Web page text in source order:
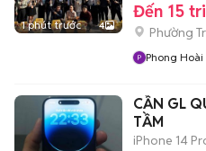
1 phút trước 4
Đến 15
Phường
Phong Hoài
CẦN GL
TẦM
iPhone 14